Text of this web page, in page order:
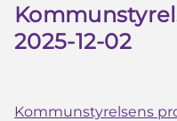
2025-12-02
Kommunstyrelsens